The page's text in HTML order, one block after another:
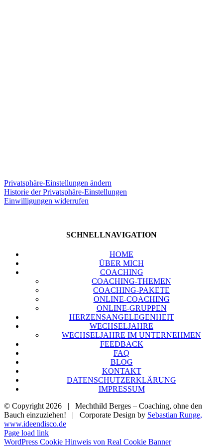
Pri­vat­sphä­re-Ein­stel­lun­gen ändern
His­to­rie der Pri­vat­sphä­re-Ein­stel­lun­gen
Ein­wil­li­gun­gen wider­ru­fen
SCHNELL­NA­VI­GA­TI­ON
HOME
ÜBER MICH
COA­CHING
COA­CHING-THE­MEN
COA­CHING-PAKE­TE
ONLINE-COA­CHING
ONLINE-GRUP­PEN
HER­ZENS­AN­GE­LE­GEN­HEIT
WECH­SEL­JAH­RE
WECH­SEL­JAH­RE IM UNTER­NEH­MEN
FEED­BACK
FAQ
BLOG
KON­TAKT
DATEN­SCHUTZ­ER­KLÄ­RUNG
IMPRES­SUM
© Copyright2026 | Mechthild Berges – Coaching, ohne den
Bauch einzuziehen! | Corporate Design by Sebastian Runge,
www.ideendisco.de
Page load link
WordPress Cookie Hinweis von Real Cookie Banner